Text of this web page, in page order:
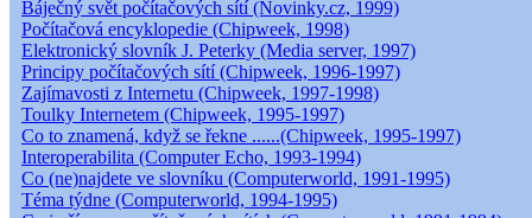
Báječný svět počítačových sítí (Novinky.cz, 1999)
Počítačová encyklopedie (Chipweek, 1998)
Elektronický slovník J. Peterky (Media server, 1997)
Principy počítačových sítí (Chipweek, 1996-1997)
Zajímavosti z Internetu (Chipweek, 1997-1998)
Toulky Internetem (Chipweek, 1995-1997)
Co to znamená, když se řekne ......(Chipweek, 1995-1997)
Interoperabilita (Computer Echo, 1993-1994)
Co (ne)najdete ve slovníku (Computerworld, 1991-1995)
Téma týdne (Computerworld, 1994-1995)